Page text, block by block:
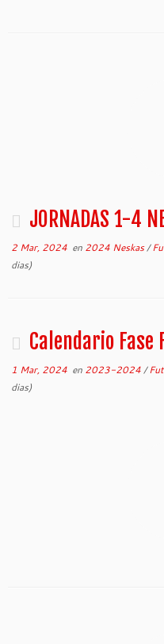
JORNADAS 1-4
2 Mar, 2024 en 2024 Neskas/
dias)
Calendario Fase
1 Mar, 2024 en 2023-2024/
dias)